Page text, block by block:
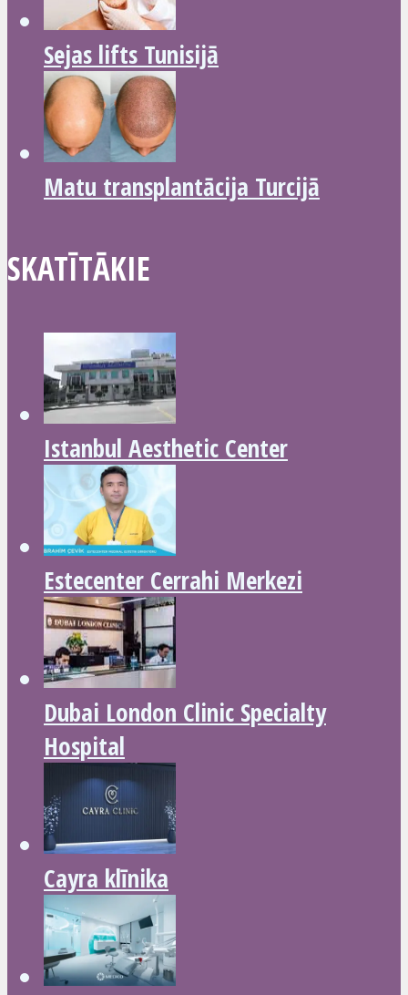
Sejas lifts Tunisijā
Matu transplantācija Turcijā
SKATĪTĀKIE
Istanbul Aesthetic Center
Estecenter Cerrahi Merkezi
Dubai London Clinic Specialty
Hospital
Cayra klīnika